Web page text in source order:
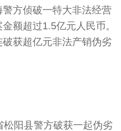
方侦破一特大非法经营
额超过1.5亿元人民币。
获超亿元非法产销伪劣
松阳县警方破获一起伪劣